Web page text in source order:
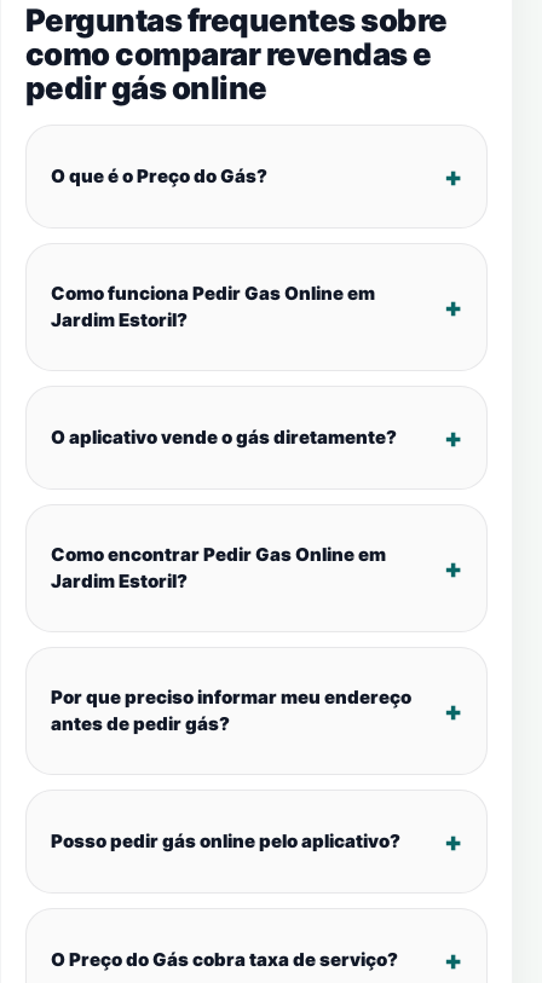
Perguntas frequentes sobre
como comparar revendas e
pedir gás online
O que é o Preço do Gás?
Como funciona Pedir Gas Online em
Jardim Estoril?
O aplicativo vende o gás diretamente?
Como encontrar Pedir Gas Online em
Jardim Estoril?
Por que preciso informar meu endereço
antes de pedir gás?
Posso pedir gás online pelo aplicativo?
O Preço do Gás cobra taxa de serviço?